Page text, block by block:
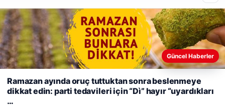
© 2026 Haber Doğru – Güncel Haberler
deneyiminizi kişiselleştirmek ve geliştirmek amacıyla çerezler
kullanıyoruz.Çerez Politikamız
Güncel Haberler
Ramazan ayında oruç tuttuktan sonra beslenmeye
dikkat edin: parti tedavileri için “Dì” hayır “uyardıkları
…
Yeminli Tercüme Bürosu|Malta Dil Okulu|
lemagrup.com.tr